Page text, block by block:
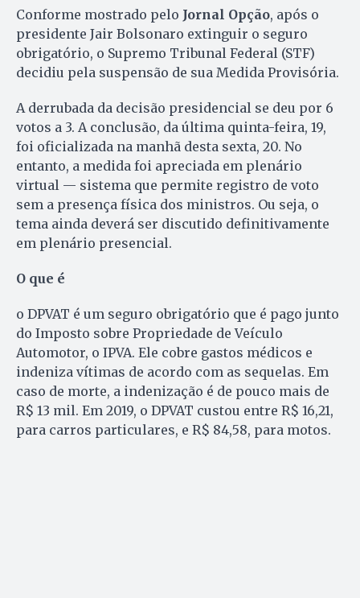
Conforme mostrado pelo Jornal Opção, após o
presidente Jair Bolsonaro extinguir o seguro
obrigatório, o Supremo Tribunal Federal (STF)
decidiu pela suspensão de sua Medida Provisória.
A derrubada da decisão presidencial se deu por 6
votos a 3. A conclusão, da última quinta-feira, 19,
foi oficializada na manhã desta sexta, 20. No
entanto, a medida foi apreciada em plenário
virtual — sistema que permite registro de voto
sem a presença física dos ministros. Ou seja, o
tema ainda deverá ser discutido definitivamente
em plenário presencial.
O que é
o DPVAT é um seguro obrigatório que é pago junto
do Imposto sobre Propriedade de Veículo
Automotor, o IPVA. Ele cobre gastos médicos e
indeniza vítimas de acordo com as sequelas. Em
caso de morte, a indenização é de pouco mais de
R$ 13 mil. Em 2019, o DPVAT custou entre R$ 16,21,
para carros particulares, e R$ 84,58, para motos.